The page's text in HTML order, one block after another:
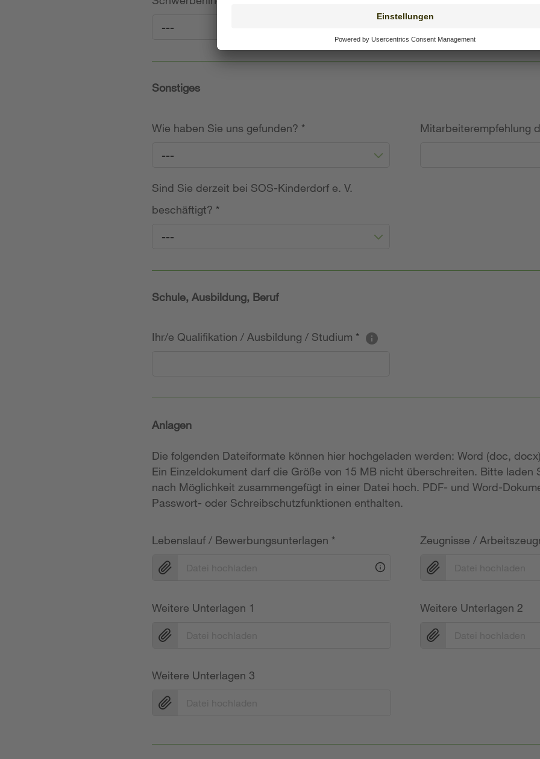
---
Sonstiges
Wie haben Sie uns gefunden? *
---
Mitarbeiterempfehlung
Sind Sie derzeit bei SOS-Kinderdorf e. V.
beschäftigt? *
---
Schule, Ausbildung, Beruf
Ihr/e Qualifikation / Ausbildung / Studium *
Anlagen
Die folgenden Dateiformate können hier hochgeladen werden: Word (doc,
Ein Einzeldokument darf die Größe von 15 MB nicht überschreiten. Bitte laden
nach Möglichkeit zusammengefügt in einer Datei hoch. PDF- und Word-
Passwort- oder Schreibschutzfunktionen enthalten.
Lebenslauf / Bewerbungsunterlagen * Zeugnisse /
Weitere Unterlagen 1 Weitere Unterlagen 2
Weitere Unterlagen 3